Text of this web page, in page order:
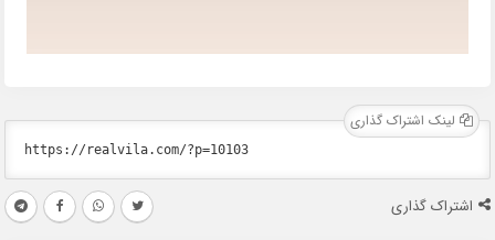
لینک اشتراک گذاری
اشتراک گذاری